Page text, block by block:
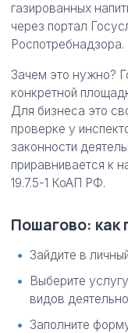
газированных
через портал
Роспотребнадзора.
Зачем это нужно?
конкретной
Для бизнеса это
проверке у
законности
приравнивается к
19.7.5-1 КоАП РФ.
Пошагово: как
Зайдите в
Выберите
видов
Заполните